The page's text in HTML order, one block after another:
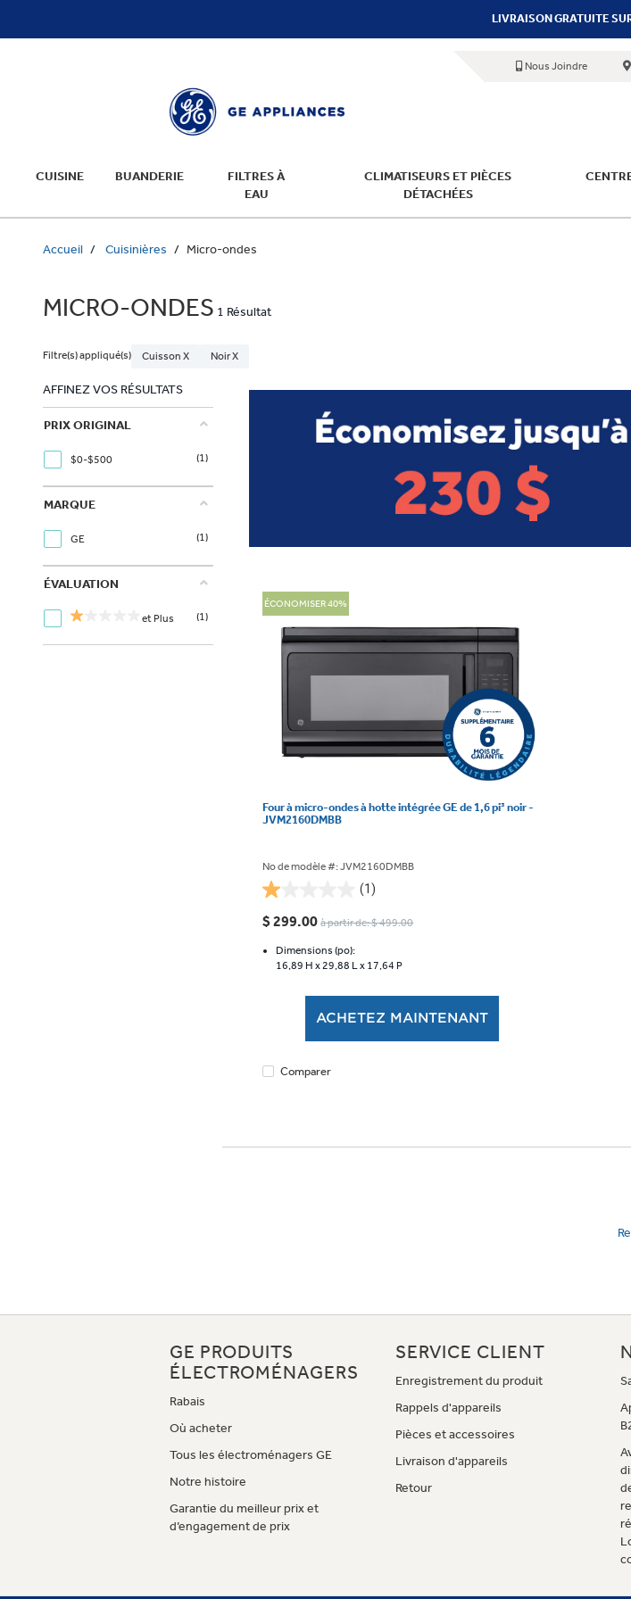
LIVRAISON GRATUITE
Nous Joindre
CUISINE BUANDERIE
FILTRES À
EAU
CLIMATISEURS ET PIÈCES
DÉTACHÉES
Accueil Cuisinières Micro-ondes
MICRO-ONDES 1 Résultat
Filtre(s) appliqué(s) Cuisson X Noir X
AFFINEZ VOS RÉSULTATS
PRIX ORIGINAL
$0-$500 (1)
MARQUE
GE (1)
ÉVALUATION
et Plus (1)
ÉCONOMISER 40%
Four à micro-ondes à hotte intégrée GE de 1,6 pi³ noir -
JVM2160DMBB
No de modèle #: JVM2160DMBB
(1)
1.0
étoile(s)
5.
$ 299.00 à partir de: $ 499.00
Dimensions (po):
16,89 H x29,88 L x 17,64 P
ACHETEZ MAINTENANT
Comparer
GE PRODUITS
ÉLECTROMÉNAGERS
Rabais
Où acheter
Tous les électroménagers GE
Notre histoire
Garantie du meilleur prix et
d’engagement de prix
SERVICE CLIENT
Enregistrement du produit
Rappels d'appareils
Pièces et accessoires
Livraison d'appareils
Retour